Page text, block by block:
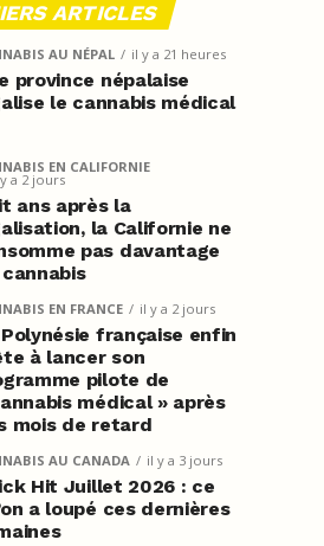
ARTICLES
AU NÉPAL il y a 21 heures
province népalaise
le cannabis médical
EN CALIFORNIE
a 2 jours
ans après la
la Californie ne
pas davantage
EN FRANCE il y a 2 jours
française enfin
à lancer son
pilote de
médical » après
mois de retard
AU CANADA il y a 3 jours
Hit Juillet 2026 : ce
a loupé ces dernières